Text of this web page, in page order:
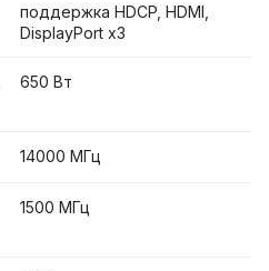
поддержка HDCP, HDMI,
DisplayPort x3
650 Вт
14000 МГц
1500 МГц